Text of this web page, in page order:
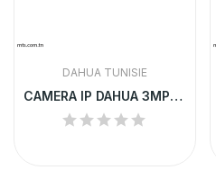
DAHUA TUNISIE
CAMERA IP DAHUA 3MP POE IP67 IR 60M | IPC-B2A30P-Z